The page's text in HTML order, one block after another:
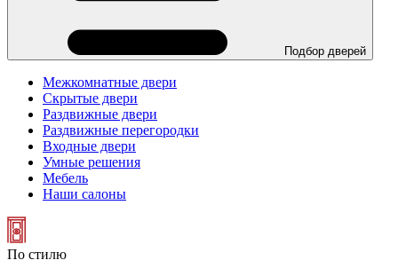
Подбор дверей
Межкомнатные двери
Скрытые двери
Раздвижные двери
Раздвижные перегородки
Входные двери
Умные решения
Мебель
Наши салоны
По стилю